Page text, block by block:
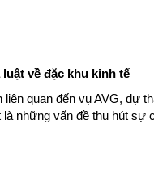
về đặc khu kinh tế
quan đến vụ AVG, dự
những vấn đề thu hút sự